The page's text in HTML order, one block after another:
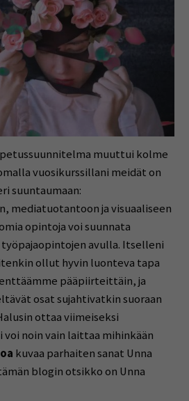
muuttui kolme
vuosikurssillani meidät on
suuntaumaan:
mediatuotantoon ja visuaaliseen
opintoja voi suunnata
avulla. Itselleni
ollut hyvin luonteva tapa
pääpiirteittäin, ja
osat sujahtivatkin suoraan
ottaa viimeiseksi
noin vain laittaa mihinkään
kuvaa parhaiten sanat Unna
blogin otsikko on Unna